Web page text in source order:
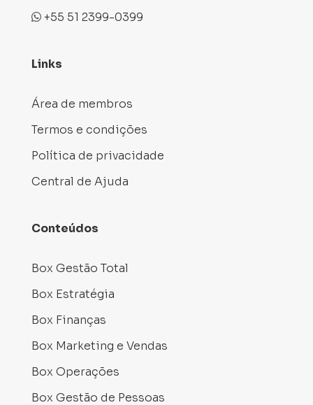
+55 51 2399-0399
Links
Área de membros
Termos e condições
Política de privacidade
Central de Ajuda
Conteúdos
Box Gestão Total
Box Estratégia
Box Finanças
Box Marketing e Vendas
Box Operações
Box Gestão de Pessoas